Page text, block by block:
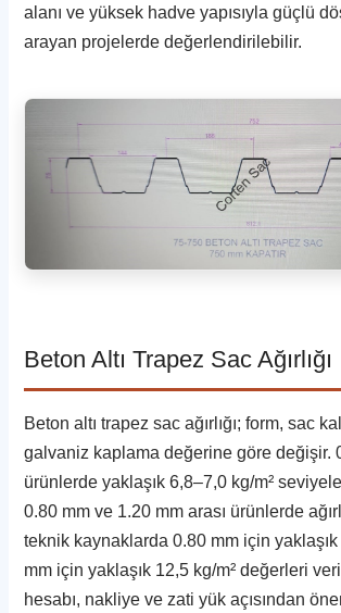
alanı ve yüksek hadve yapısıyla güçlü
arayan projelerde değerlendirilebilir.
Beton Altı Trapez Sac Ağırlığı
Beton altı trapez sac ağırlığı; form, sac
galvaniz kaplama değerine göre değişir.
ürünlerde yaklaşık 6,8–7,0 kg/m²
0.80 mm ve 1.20 mm arası ürünlerde
teknik kaynaklarda 0.80 mm için yaklaşık
mm için yaklaşık 12,5 kg/m² değerleri
hesabı, nakliye ve zati yük açısından